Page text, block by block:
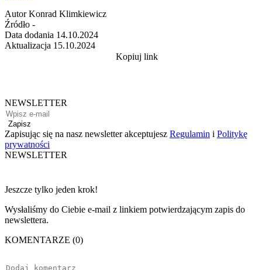
Autor Konrad Klimkiewicz
Źródło -
Data dodania 14.10.2024
Aktualizacja 15.10.2024
Kopiuj link
NEWSLETTER
Zapisz
Zapisując się na nasz newsletter akceptujesz Regulamin i Politykę
prywatności
NEWSLETTER
Jeszcze tylko jeden krok!
Wysłaliśmy do Ciebie e-mail z linkiem potwierdzającym zapis do
newslettera.
KOMENTARZE (0)